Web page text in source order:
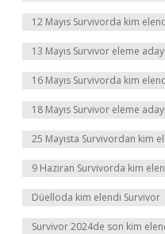
12 Mayıs Survivorda kim
13 Mayıs Survivor eleme
16 Mayıs Survivorda kim
18 Mayıs Survivor eleme
25 Mayısta Survivordan kim
9 Haziran Survivorda kim
Düelloda kim elendi Survivor
Survivor 2024de son kim